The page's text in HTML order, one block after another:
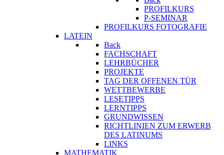
PROFILKURS
P-SEMINAR
PROFILKURS FOTOGRAFIE
LATEIN
Back
FACHSCHAFT
LEHRBÜCHER
PROJEKTE
TAG DER OFFENEN TÜR
WETTBEWERBE
LESETIPPS
LERNTIPPS
GRUNDWISSEN
RICHTLINIEN ZUM ERWERB
DES LATINUMS
LINKS
MATHEMATIK